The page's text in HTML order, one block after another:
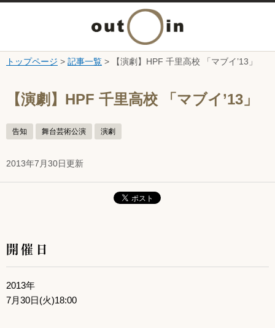
本文へ
ニ
ュ
ー
を
開
トップページ > 記事一覧 > 【演劇】HPF 千里高校 「マブイ’13」
【演劇】HPF 千里高校 「マブイ’13」
告知 舞台芸術公演 演劇
2013年7月30日更新
開催日
2013年
7月30日(火)18:00